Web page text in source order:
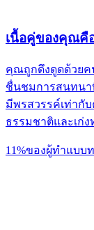
เนื้อคู่ของคุณคือ
คุณถูกดึงดูดด้วย
ชื่นชมการสนทนา
มีพรสวรรค์เท่ากั
ธรรมชาติและเก่
11%ของผู้ทำแบบ